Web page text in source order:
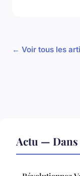
← Voir tous les
Actu —